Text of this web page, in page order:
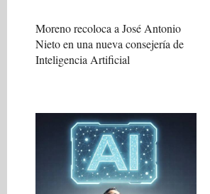
Moreno recoloca a José Antonio
Nieto en una nueva consejería de
Inteligencia Artificial